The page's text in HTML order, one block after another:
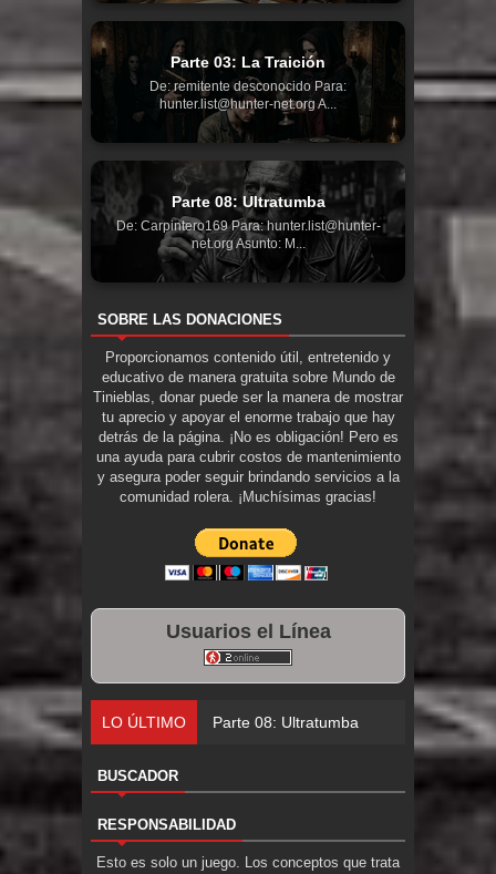
Parte 03: La Traición
De: remitente desconocido Para:
hunter.list@hunter-net.org A...
Parte 08: Ultratumba
De: Carpintero169 Para: hunter.list@hunter-
net.org Asunto: M...
SOBRE LAS DONACIONES
Proporcionamos contenido útil, entretenido y
educativo de manera gratuita sobre Mundo de
Tinieblas, donar puede ser la manera de mostrar
tu aprecio y apoyar el enorme trabajo que hay
detrás de la página. ¡No es obligación! Pero es
una ayuda para cubrir costos de mantenimiento
y asegura poder seguir brindando servicios a la
comunidad rolera. ¡Muchísimas gracias!
Usuarios el Línea
LO ÚLTIMO Parte 08: Ultratumba
BUSCADOR
RESPONSABILIDAD
Esto es solo un juego. Los conceptos que trata